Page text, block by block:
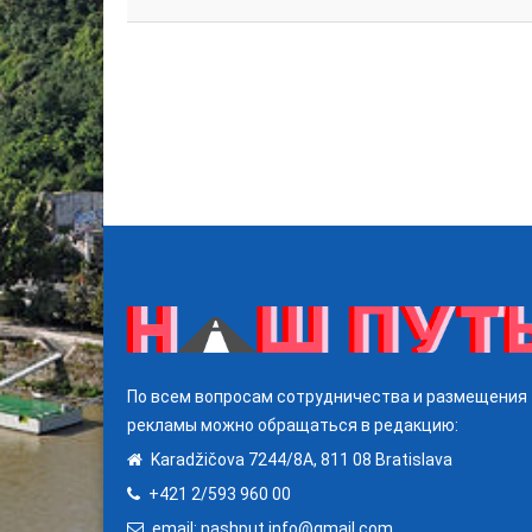
По всем вопросам сотрудничества и размещения
рекламы можно обращаться в редакцию:
Karadžičova 7244/8A, 811 08 Bratislava
+421 2/593 960 00